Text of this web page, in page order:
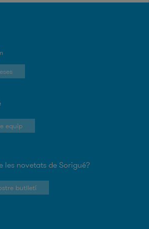
equip
les novetats de Sorigué?
butlletí